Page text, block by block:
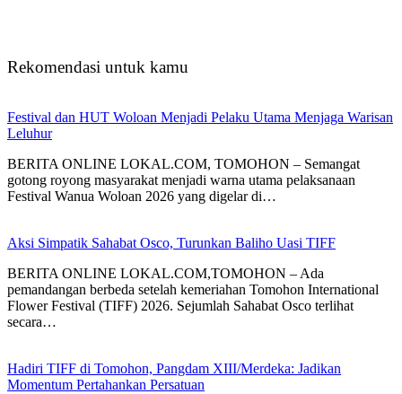
Rekomendasi untuk kamu
Festival dan HUT Woloan Menjadi Pelaku Utama Menjaga Warisan
Leluhur
BERITA ONLINE LOKAL.COM, TOMOHON – Semangat
gotong royong masyarakat menjadi warna utama pelaksanaan
Festival Wanua Woloan 2026 yang digelar di…
Aksi Simpatik Sahabat Osco, Turunkan Baliho Uasi TIFF
BERITA ONLINE LOKAL.COM,TOMOHON – Ada
pemandangan berbeda setelah kemeriahan Tomohon International
Flower Festival (TIFF) 2026. Sejumlah Sahabat Osco terlihat
secara…
Hadiri TIFF di Tomohon, Pangdam XIII/Merdeka: Jadikan
Momentum Pertahankan Persatuan